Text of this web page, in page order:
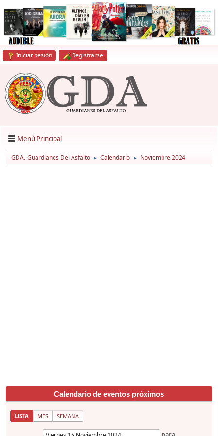
Iniciar sesión Registrarse
Menú Principal
GDA.-Guardianes Del Asfalto ► Calendario ► Noviembre 2024
Calendario de eventos próximos
LISTA MES SEMANA